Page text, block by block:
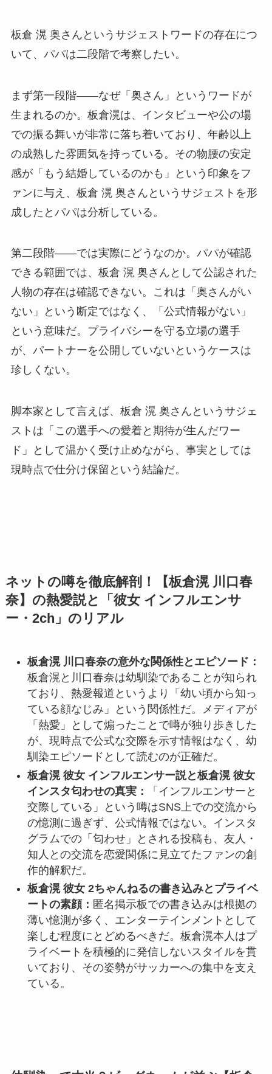
板倉 滉 奥さんというサジェストワードの存在につ
いて、パパは二段階で考察したい。
まず第一段階——なぜ「奥さん」というワードが
生まれるのか。板倉滉は、インタビューや公の場
での振る舞いが非常に落ち着いており、年齢以上
の成熟した雰囲気を持っている。その物腰の安定
感が「もう結婚しているのかも」という印象をフ
ァンに与え、板倉 滉 奥さんというサジェストを形
成したとパパは分析している。
第二段階——では実際にどうなのか。パパが確認
できる範囲では、板倉 滉 奥さんとして公認された
人物の存在は確認できない。これは「奥さんがい
ない」という断定ではなく、「公式情報がない」
という意味だ。プライバシーを守る立場の選手
が、パートナーを公開していないというケースは
珍しくない。
脚本家として言えば、板倉 滉 奥さんというサジェ
ストは「この選手への愛着と期待が生んだワー
ド」として温かく受け止めながら、事実としては
現時点で仕分け保留という結論だ。
ネットの噂を徹底解剖！【板倉滉 川口春
奈】の熱愛説と「彼女 インフルエンサ
ー・2ch」のリアル
板倉滉 川口春奈の意外な関係性とエピソード：
板倉滉と川口春奈は幼馴染であることが知られ
ており、熱愛報道というより「幼い頃から知っ
ている顔なじみ」という関係性だ。メディアが
「熱愛」として煽ったことで噂が独り歩きした
が、現時点で公式な交際を示す情報はなく、幼
馴染エピソードとして読むのが正確だ。
板倉滉 彼女 インフルエンサー説と板倉滉 彼女
インスタ匂わせの真実：
「インフルエンサーと
交際している」という噂はSNS上での交流から
の憶測に過ぎず、公式情報ではない。インスタ
グラムでの「匂わせ」とされる投稿も、友人・
知人との交流を恋愛関係に見立てたファンの創
作的解釈だ。
板倉滉 彼女 2ちゃんねるの書き込みとプライベ
ートの素顔： 匿名掲示板での書き込みは根拠の
薄い憶測が多く、エンターテインメントとして
楽しむ程度にとどめるべきだ。板倉滉本人はプ
ライベートを積極的に発信しないスタイルを貫
いており、その姿勢がサッカーへの集中を支え
ている。